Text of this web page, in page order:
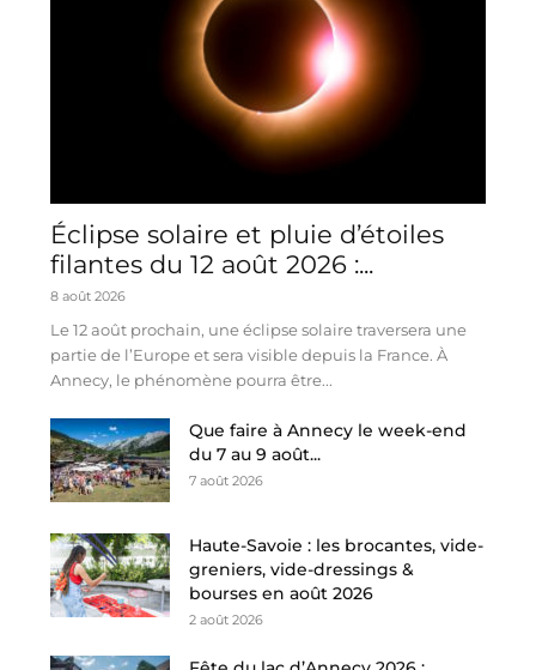
Éclipse solaire et pluie d’étoiles
filantes du 12 août 2026 :...
8 août 2026
Le 12 août prochain, une éclipse solaire traversera une
partie de l’Europe et sera visible depuis la France. À
Annecy, le phénomène pourra être...
Que faire à Annecy le week-end
du 7 au 9 août...
7 août 2026
Haute-Savoie : les brocantes, vide-
greniers, vide-dressings &
bourses en août 2026
2 août 2026